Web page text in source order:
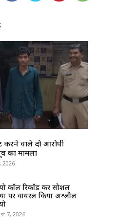
करने वाले दो आरोपी
का मामला
2026
कॉल रिकॉर्ड कर सोशल
पर वायरल किया अश्लील
7, 2026